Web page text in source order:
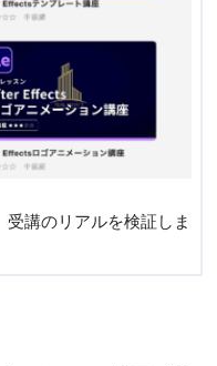
講のリアルを検証しま